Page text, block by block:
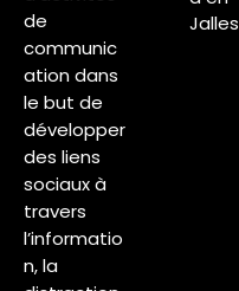
de
communic
ation dans
le but de
développer
des liens
sociaux à
travers
l’informatio
n, la
Jalles